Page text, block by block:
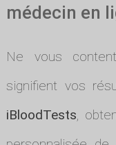
médecin en
Ne vous
signifient vos
iBloodTests,